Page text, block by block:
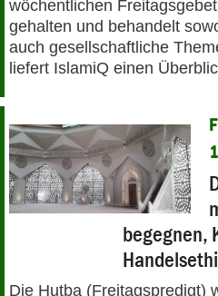
wöchentlichen
gehalten und behandelt
auch gesellschaftliche
liefert IslamiQ einen
begegnen,
Die Hutba (Freitagspredigt)